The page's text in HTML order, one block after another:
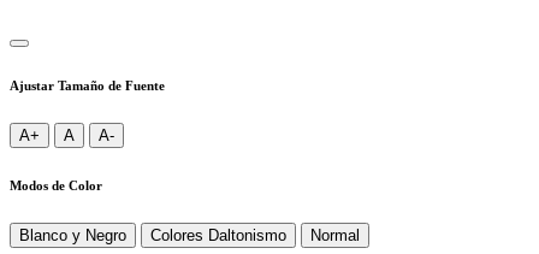
Ajustar Tamaño de Fuente
A+ A A-
Modos de Color
Blanco y Negro Colores Daltonismo Normal